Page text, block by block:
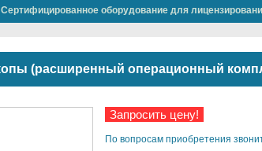
Сертифицированное оборудование для
(расширенный операционный
Запросить цену!
По вопросам приобретения